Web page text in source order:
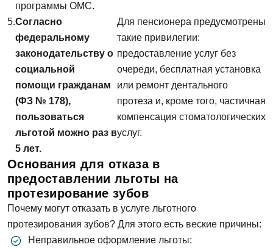
программы ОМС.
Согласно
федеральному
законодательству о
социальной
помощи гражданам
(ФЗ № 178),
пользоваться
льготой можно раз в
5 лет.
Для пенсионера предусмотрены
такие привилегии:
предоставление услуг без
очереди, бесплатная установка
или ремонт дентального
протеза и, кроме того, частичная
компенсация стоматологических
услуг.
Основания для отказа в
предоставлении льготы на
протезирование зубов
Почему могут отказать в услуге льготного
протезирования зубов? Для этого есть веские причины:
Неправильное оформление льготы: